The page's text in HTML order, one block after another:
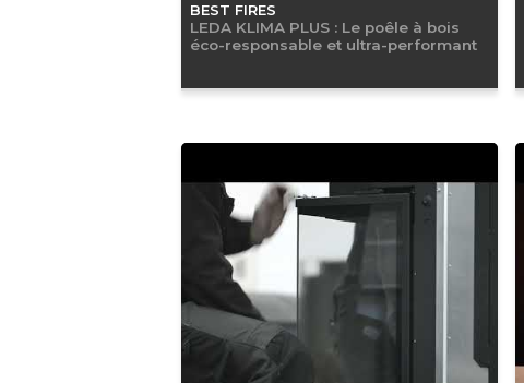
BEST FIRES
LEDA KLIMA PLUS : Le poêle à bois
éco-responsable et ultra-performant